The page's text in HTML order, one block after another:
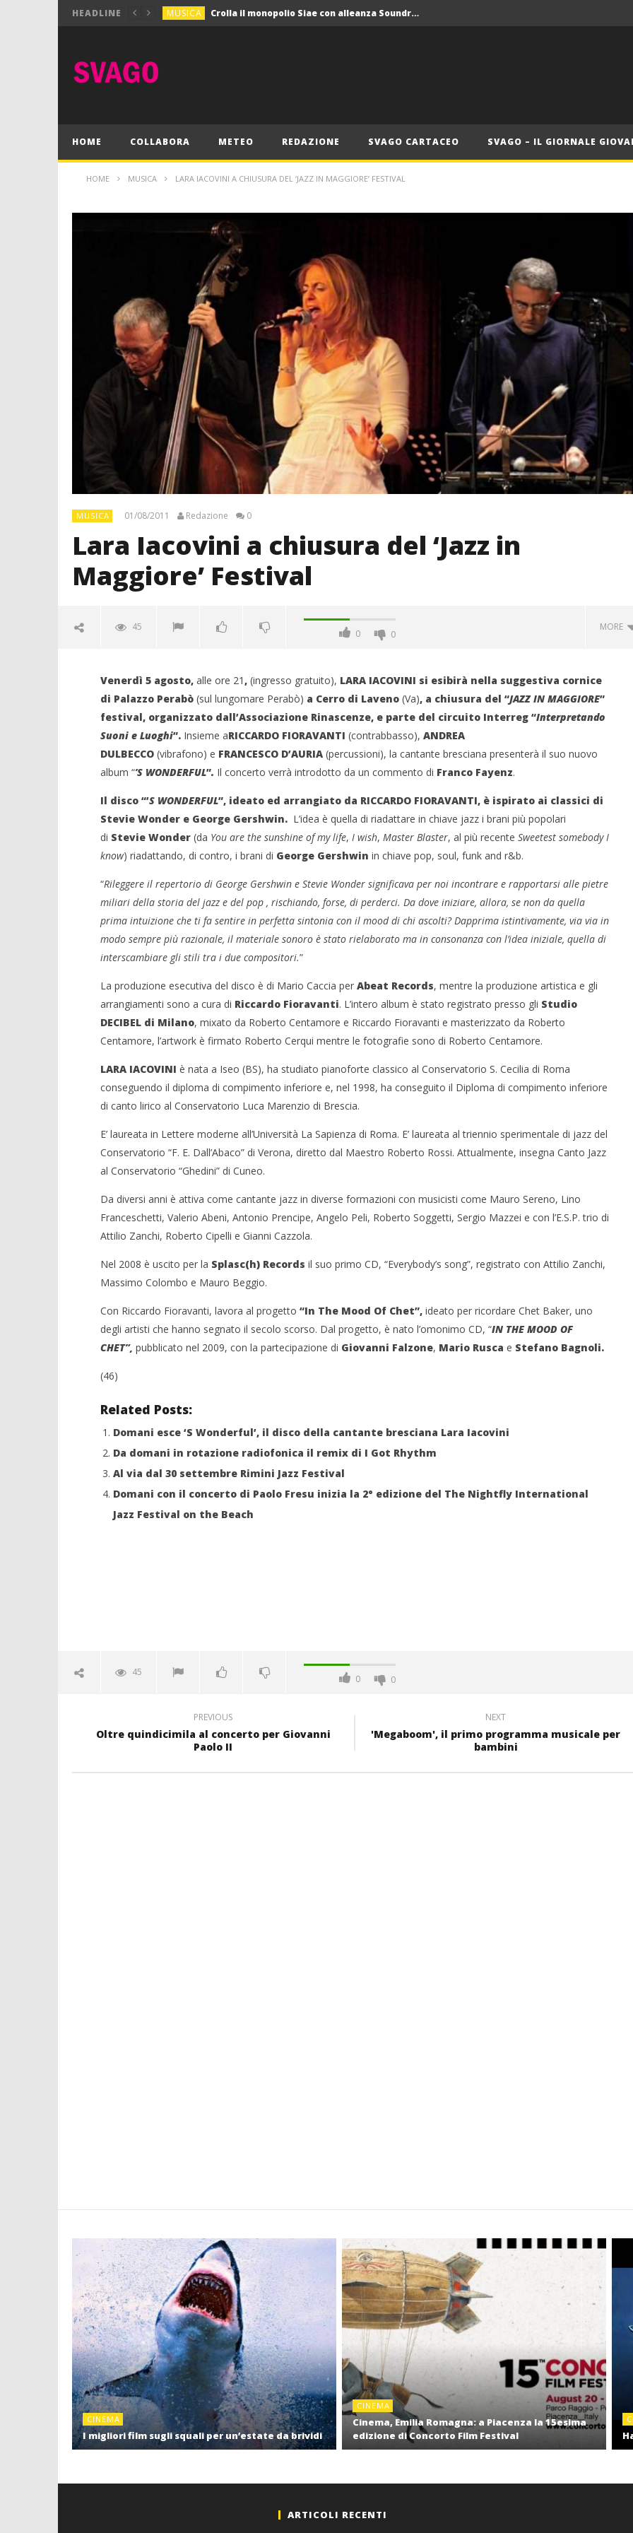
HEADLINE MUSICA Crolla il monopolio Siae con alleanza Soundreef – LEA
MUSICA Crolla il monopolio Siae con alleanza Soundreef – LEA
HOME COLLABORA METEO REDAZIONE SVAGO CARTACEO SVAGO – IL GIORNALE
HOME MUSICA LARA IACOVINI A CHIUSURA DEL ‘JAZZ IN MAGGIORE’ FESTIVAL
MUSICA 01/08/2011 Redazione 0
Lara Iacovini a chiusura del ‘Jazz in
Maggiore’ Festival
45
0 0
MORE
NOW VIEWING
Lara Iacovini a chiusura del ‘Jazz
in Maggiore’ Festival
01/08/2011
Crolla il monopolio Siae con
alleanza Soundreef - LEA
01/08/2011
Redazione
Pink Floyd in mostra a Roma
01/08/2011
Redazione
Venerdì 5 agosto, alle ore 21, (ingresso gratuito), LARA IACOVINI si esibirà nella suggestiva cornice
di Palazzo Perabò (sul lungomare Perabò) a Cerro di Laveno (Va), a chiusura del “JAZZ IN MAGGIORE”
festival, organizzato dall’Associazione Rinascenze, e parte del circuito Interreg “Interpretando
Suoni e Luoghi”. Insieme aRICCARDO FIORAVANTI (contrabbasso), ANDREA
DULBECCO (vibrafono) e FRANCESCO D’AURIA (percussioni), la cantante bresciana presenterà il suo nuovo
album “’S WONDERFUL”. Il concerto verrà introdotto da un commento di Franco Fayenz.
Il disco “’S WONDERFUL”, ideato ed arrangiato da RICCARDO FIORAVANTI, è ispirato ai classici di
Stevie Wonder e George Gershwin. L’idea è quella di riadattare in chiave jazz i brani più popolari
di Stevie Wonder(da You are the sunshine of my life, I wish, Master Blaster, al più recente Sweetest somebody I
know) riadattando, di contro, i brani di George Gershwin in chiave pop, soul, funk and r&b.
“Rileggere il repertorio di George Gershwin e Stevie Wonder significava per noi incontrare e rapportarsi alle pietre
miliari della storia del jazz e del pop , rischiando, forse, di perderci. Da dove iniziare, allora, se non da quella
prima intuizione che ti fa sentire in perfetta sintonia con il mood di chi ascolti? Dapprima istintivamente, via via in
modo sempre più razionale, il materiale sonoro è stato rielaborato ma in consonanza con l’idea iniziale, quella di
interscambiare gli stili tra i due compositori.”
La produzione esecutiva del disco è di Mario Caccia per Abeat Records, mentre la produzione artistica e gli
arrangiamenti sono a cura di Riccardo Fioravanti. L’intero album è stato registrato presso gli Studio
DECIBEL di Milano, mixato da Roberto Centamore e Riccardo Fioravanti e masterizzato da Roberto
Centamore, l’artwork è firmato Roberto Cerqui mentre le fotografie sono di Roberto Centamore.
LARA IACOVINI è nata a Iseo (BS), ha studiato pianoforte classico al Conservatorio S. Cecilia di Roma
conseguendo il diploma di compimento inferiore e, nel 1998, ha conseguito il Diploma di compimento inferiore
di canto lirico al Conservatorio Luca Marenzio di Brescia.
E’ laureata in Lettere moderne all’Università La Sapienza di Roma. E’ laureata al triennio sperimentale di jazz del
Conservatorio “F. E. Dall’Abaco” di Verona, diretto dal Maestro Roberto Rossi. Attualmente, insegna Canto Jazz
al Conservatorio “Ghedini” di Cuneo.
Da diversi anni è attiva come cantante jazz in diverse formazioni con musicisti come Mauro Sereno, Lino
Franceschetti, Valerio Abeni, Antonio Prencipe, Angelo Peli, Roberto Soggetti, Sergio Mazzei e con l’E.S.P. trio di
Attilio Zanchi, Roberto Cipelli e Gianni Cazzola.
Nel 2008 è uscito per la Splasc(h) Records il suo primo CD, “Everybody’s song”, registrato con Attilio Zanchi,
Massimo Colombo e Mauro Beggio.
Con Riccardo Fioravanti, lavora al progetto “In The Mood Of Chet”,ideato per ricordare Chet Baker, uno
degli artisti che hanno segnato il secolo scorso. Dal progetto, è nato l’omonimo CD, “IN THE MOOD OF
CHET”, pubblicato nel 2009, con la partecipazione di Giovanni Falzone, Mario Rusca e Stefano Bagnoli.
(46)
Related Posts:
Domani esce ‘S Wonderful’, il disco della cantante bresciana Lara Iacovini
Da domani in rotazione radiofonica il remix di I Got Rhythm
Al via dal 30 settembre Rimini Jazz Festival
Domani con il concerto di Paolo Fresu inizia la 2° edizione del The Nightfly International
Jazz Festival on the Beach
45
0 0
PREVIOUS
Oltre quindicimila al concerto per Giovanni
Paolo II
NEXT
'Megaboom', il primo programma musicale per
bambini
CINEMA
I migliori film sugli squali per un’estate da brividi
CINEMA
Cinema, Emilia Romagna: a Piacenza la 15esima
edizione di Concorto Film Festival
ARTICOLI RECENTI